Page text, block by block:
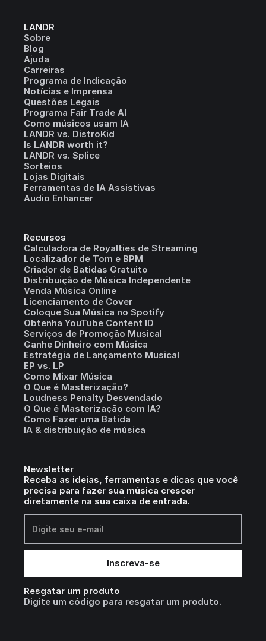
LANDR
Sobre
Blog
Ajuda
Carreiras
Programa de Indicação
Notícias e Imprensa
Questões Legais
Programa Fair Trade AI
Como músicos usam IA
LANDR vs. DistroKid
Is LANDR worth it?
LANDR vs. Splice
Sorteios
Lojas Digitais
Ferramentas de IA Assistivas
Audio Enhancer
Recursos
Calculadora de Royalties de Streaming
Localizador de Tom e BPM
Criador de Batidas Gratuito
Distribuição de Música Independente
Venda Música Online
Licenciamento de Cover
Coloque Sua Música no Spotify
Obtenha YouTube Content ID
Serviços de Promoção Musical
Ganhe Dinheiro com Música
Estratégia de Lançamento Musical
EP vs. LP
Como Mixar Música
O Que é Masterização?
Loudness Penalty Desvendado
O Que é Masterização com IA?
Como Fazer uma Batida
IA & distribuição de música
Newsletter
Receba as ideias, ferramentas e dicas que você
precisa para fazer sua música crescer
diretamente na sua caixa de entrada.
Resgatar um produto
Digite um código para resgatar um produto.